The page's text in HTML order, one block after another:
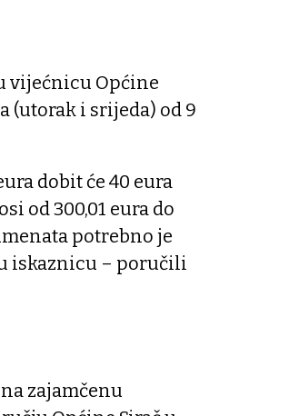
vijećnicu Općine
(utorak i srijeda) od 9
dobit će 40 eura
od 300,01 eura do
potrebno je
iskaznicu – poručili
zajamčenu